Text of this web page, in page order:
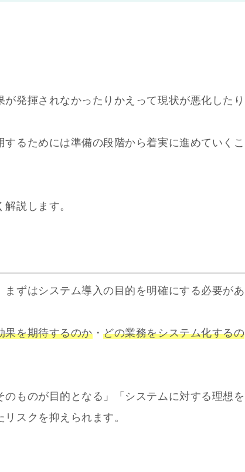
発揮されなかったりかえって現状が悪化したり
るためには準備の段階から着実に進めていくこ
説します。
ずはシステム導入の目的を明確にする必要があ
果を期待するのか・どの業務をシステム化するの
ものが目的となる」「システムに対する理想を
スクを抑えられます。